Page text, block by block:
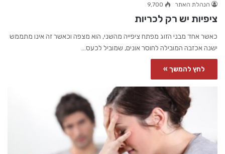
הנהלת האתר 9,700
ציפיות יש רק לכריות
כאשר אחד מבני הזוג מפתח ציפייה מהשני, הוא מצפה וכאשר זה אינו מתממש
ישנה אכזבה המובילה לחוסר אונים, שמוביל לכעס…
לחץ להמשך »